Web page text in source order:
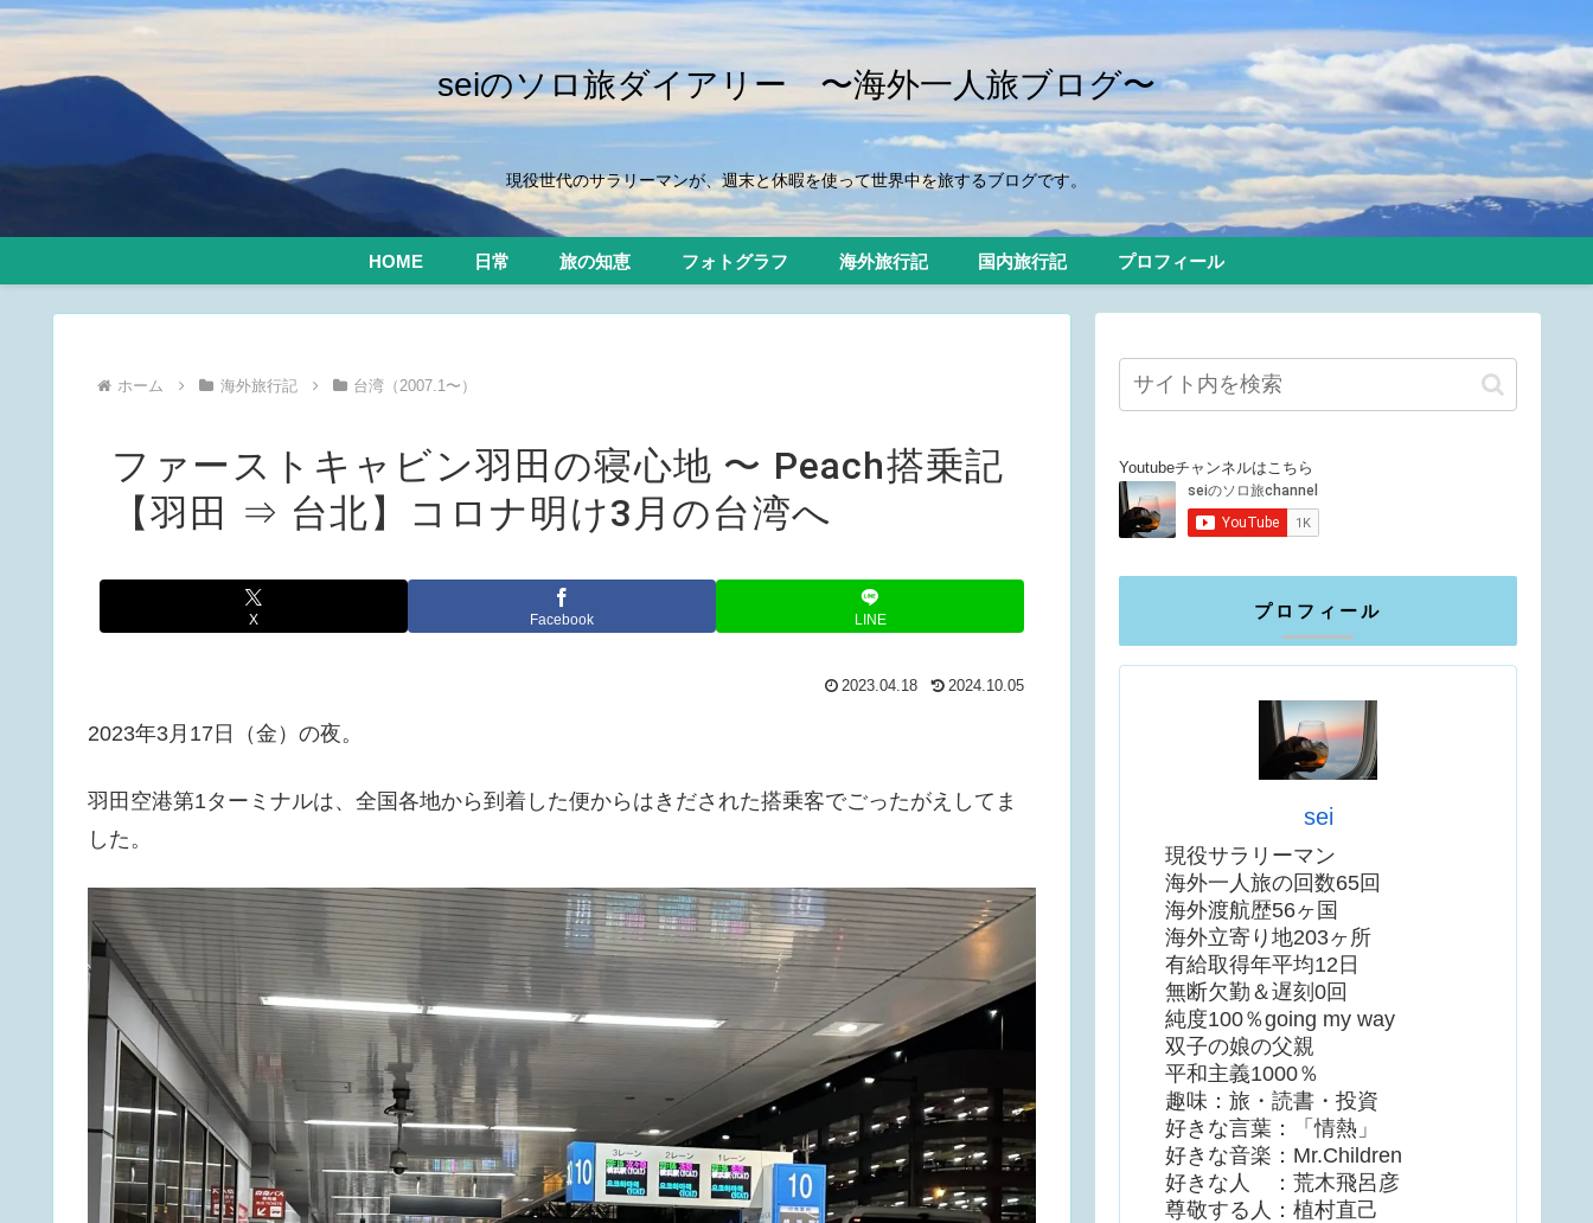
seiのソロ旅ダイアリー 〜海外一人旅ブログ〜
現役世代のサラリーマンが、週末と休暇を使って世界中を旅するブログです。
HOME 日常 旅の知恵 フォトグラフ 海外旅行記 国内旅行記 プロフィール
ホーム 海外旅行記 台湾（2007.1〜）
ファーストキャビン羽田の寝心地 〜 Peach搭乗記
【羽田 ⇒ 台北】コロナ明け3月の台湾へ
X Facebook LINE
2023.04.18 2024.10.05
2023年3月17日（金）の夜。
羽田空港第1ターミナルは、全国各地から到着した便からはきだされた搭乗客でごったがえしてま
した。
Youtubeチャンネルはこちら
プロフィール
sei
現役サラリーマン
海外一人旅の回数65回
海外渡航歴56ヶ国
海外立寄り地203ヶ所
有給取得年平均12日
無断欠勤＆遅刻0回
純度100％going my way
双子の娘の父親
平和主義1000％
趣味：旅・読書・投資
好きな言葉：「情熱」
好きな音楽：Mr.Children
好きな人 ：荒木飛呂彦
尊敬する人：植村直己